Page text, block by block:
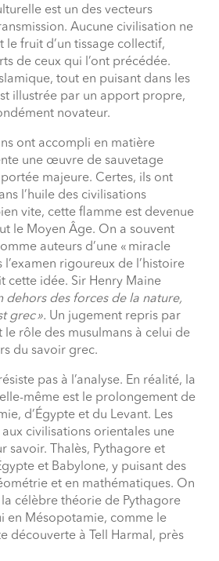
est un des vecteurs
Aucune civilisation ne
le fruit d’un tissage collectif,
de ceux qui l’ont précédée.
tout en puisant dans les
illustrée par un apport propre,
novateur.
ont accompli en matière
une œuvre de sauvetage
majeure. Certes, ils ont
l’huile des civilisations
vite, cette flamme est devenue
le Moyen Âge. On a souvent
auteurs d’une « miracle
l’examen rigoureux de l’histoire
cette idée. Sir Henry Maine
dehors des forces de la nature,
grec ». Un jugement repris par
le rôle des musulmans à celui de
du savoir grec.
pas à l’analyse. En réalité, la
même est le prolongement de
d’Égypte et du Levant. Les
civilisations orientales une
savoir. Thalès, Pythagore et
et Babylone, y puisant des
et en mathématiques. On
célèbre théorie de Pythagore
en Mésopotamie, comme le
découverte à Tell Harmal, près